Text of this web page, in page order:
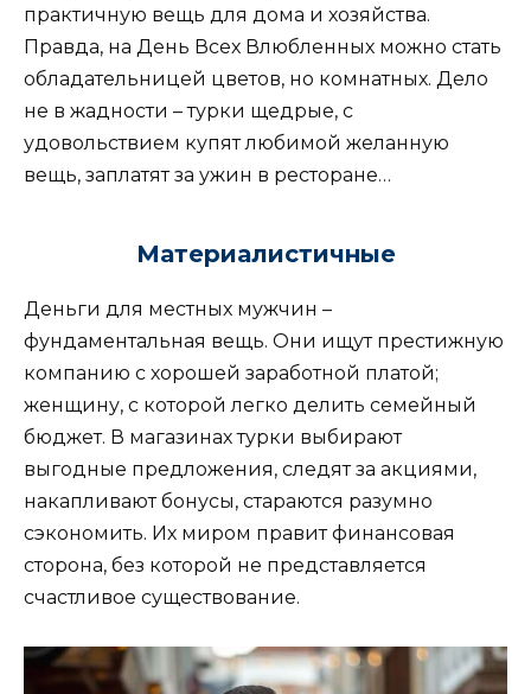
практичную вещь для дома и хозяйства.
Правда, на День Всех Влюбленных можно стать
обладательницей цветов, но комнатных. Дело
не в жадности – турки щедрые, с
удовольствием купят любимой желанную
вещь, заплатят за ужин в ресторане…
Материалистичные
Деньги для местных мужчин –
фундаментальная вещь. Они ищут престижную
компанию с хорошей заработной платой;
женщину, с которой легко делить семейный
бюджет. В магазинах турки выбирают
выгодные предложения, следят за акциями,
накапливают бонусы, стараются разумно
сэкономить. Их миром правит финансовая
сторона, без которой не представляется
счастливое существование.